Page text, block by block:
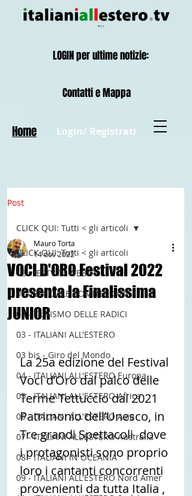
Login/ Registrati
Contatti e Mappa
Home
LOGIN per ultime notizie:
Post
CLICK QUI: Tutti < gli articoli
12 - IESTV.TV WEB TV
01 - SPECIALE COMITES CGIE
02 - TURISMO DELLE RADICI
03 - ITALIANI ALL'ESTERO
03 bis - Giro del Mondo
04 - ITALIANI ALL'ESTERO Europa
05 - ITALIANI ALL'ESTERO Africa
06 - ITALIANI ALL'ESTERO Asia
07 - ITALIANI ALL'ESTERO Australia
08 - ITALIANI IN OCEANIA
09 - ITALIANI ALL'ESTERO Nord Amer
CLICK QUI: Tutti < gli articoli
VOCI D'ORO Festival 2022
presenta la Finalissima
JUNIOR
Mauro Torta
14 nov 2022
La 25a edizione del Festival
Voci d’Oro dal palco delle
Terme Tettuccio dal 2021
Patrimonio dell’Unesco, in
Tre grandi Spettacoli  dove
i protagonisti sono proprio
loro i cantanti concorrenti
provenienti da tutta Italia ,